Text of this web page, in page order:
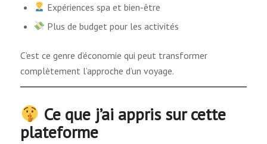
Expériences spa et bien-être
Plus de budget pour les activités
C’est ce genre d’économie qui peut transformer
complètement l’approche d’un voyage.
Ce que j’ai appris sur cette
plateforme